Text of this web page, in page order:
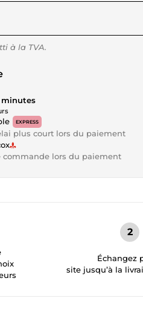
$US
à la TVA.
minutes
EXPRESS
plus court lors du paiement
commande lors du paiement
Échangez
site jusqu’à la